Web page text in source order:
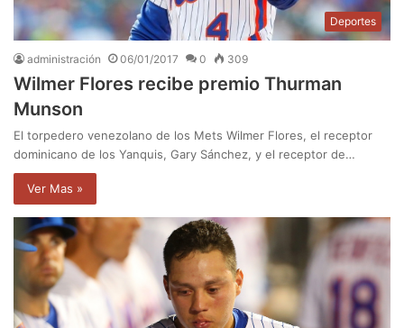
Deportes
administración 06/01/2017 0 309
Wilmer Flores recibe premio Thurman
Munson
El torpedero venezolano de los Mets Wilmer Flores, el receptor
dominicano de los Yanquis, Gary Sánchez, y el receptor de…
Ver Mas »